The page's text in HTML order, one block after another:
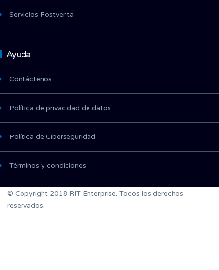
Servicios Postventa
Ayuda
Contáctenos
Política de privacidad de datos
Política de Ciberseguridad
Términos y condiciones
© Copyright 2018 RIT Enterprise. Todos los derechos
reservados.